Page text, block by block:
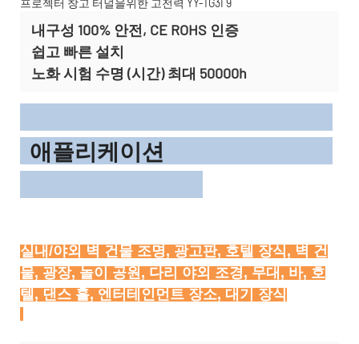
내구성 100% 안전, CE ROHS 인증
쉽고 빠른 설치
노화 시험 수명 (시간) 최대 50000h
애플리케이션
실내/야외 벽 건물 조명, 광고판, 호텔 장식, 벽 건
물, 광장, 놀이 공원, 다리 야외 조경, 무대, 바, 호